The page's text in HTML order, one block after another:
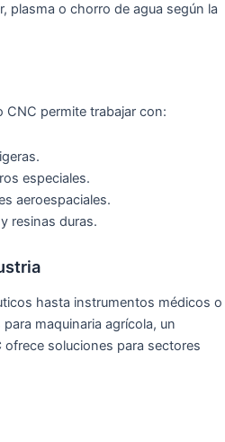
plasma o chorro de agua según la
CNC permite trabajar con:
especiales.
aeroespaciales.
resinas duras.
hasta instrumentos médicos o
maquinaria agrícola, un
ofrece soluciones para sectores